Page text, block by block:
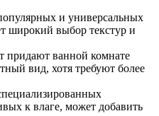
и универсальных
широкий выбор текстур и
ванной комнате
вид, хотя требуют более
к влаге, может добавить